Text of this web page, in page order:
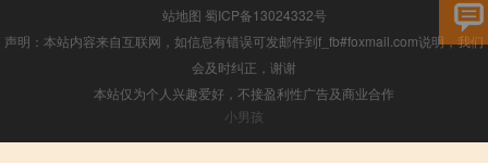
站地图 蜀ICP备13024332号
声明：本站内容来自互联网，如信息有错误可发邮件到f_fb#foxmail.com说明，我们
会及时纠正，谢谢
本站仅为个人兴趣爱好，不接盈利性广告及商业合作
小男孩